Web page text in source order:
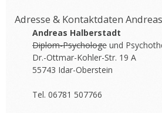
Adresse & Kontaktdaten
Andreas Halberstadt
Diplom-Psychologe und
Dr.-Ottmar-Kohler-Str. 19 A
55743 Idar-Oberstein
Tel. 06781 507766